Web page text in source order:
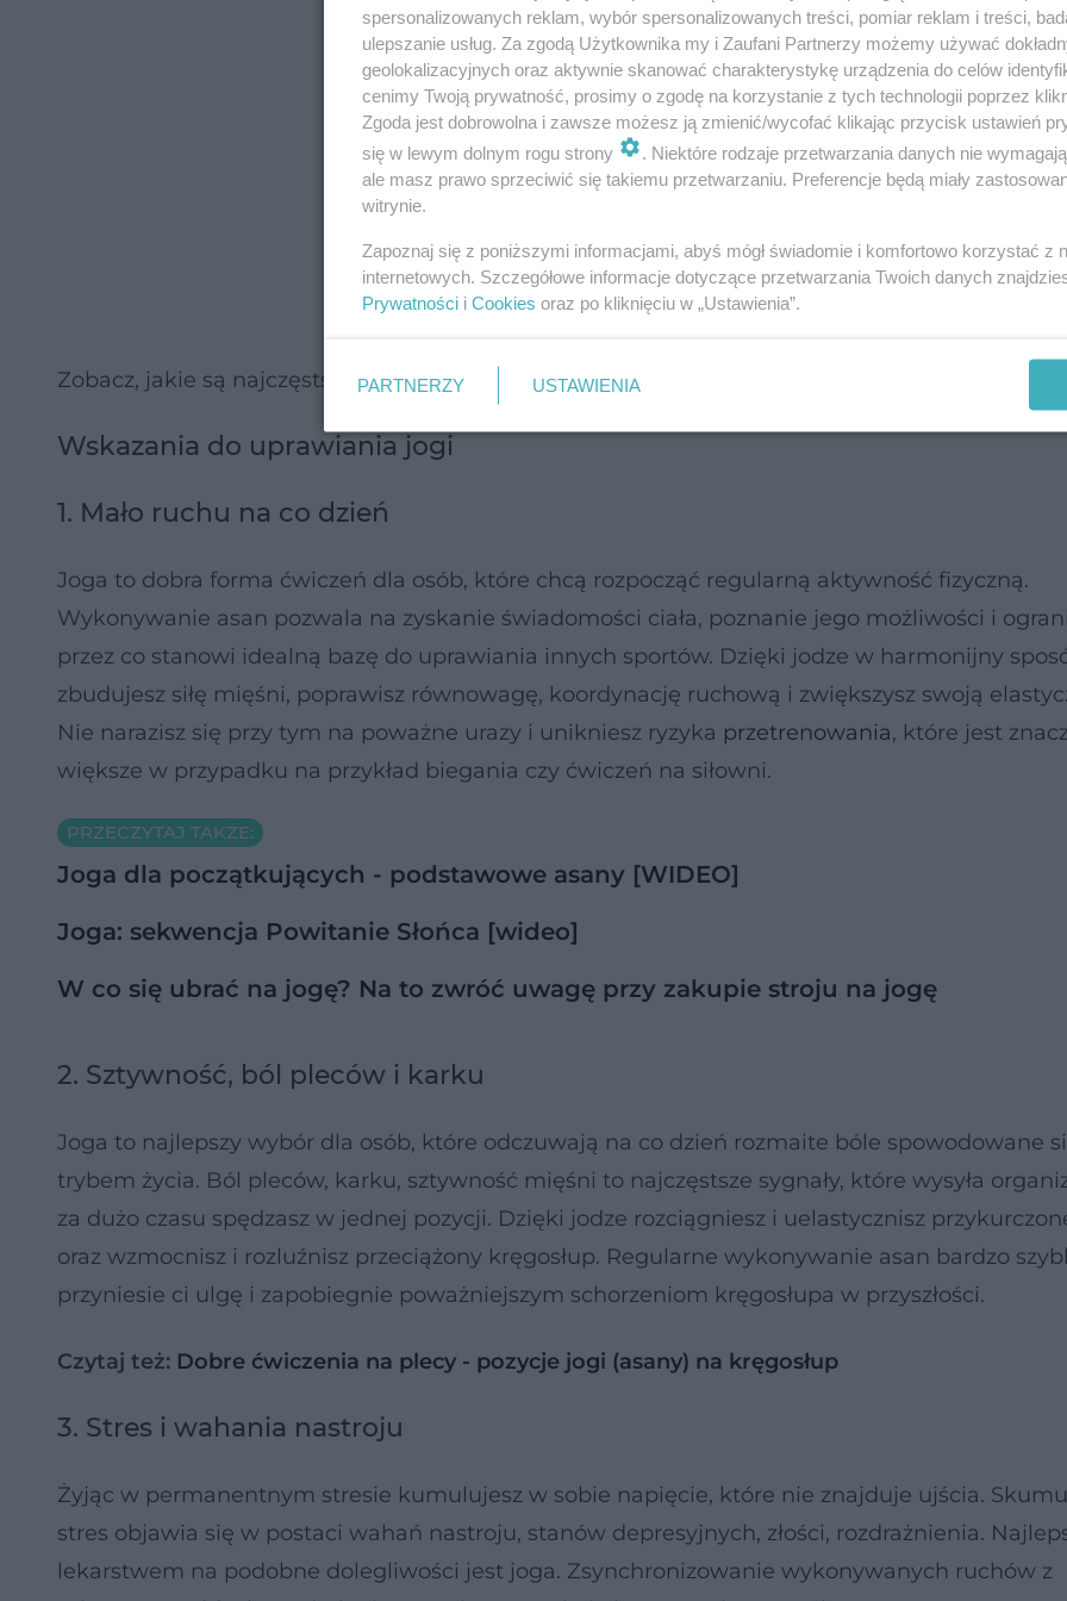
Zobacz, jakie są najczęstsze wskazania i przeciwwskazania do uprawiania jogi.
Wskazania do uprawiania jogi
1. Mało ruchu na co dzień
Joga to dobra forma ćwiczeń dla osób, które chcą rozpocząć regularną aktywność fizyczną.
Wykonywanie asan pozwala na zyskanie świadomości ciała, poznanie jego możliwości i
przez co stanowi idealną bazę do uprawiania innych sportów. Dzięki jodze w harmonijny
zbudujesz siłę mięśni, poprawisz równowagę, koordynację ruchową i zwiększysz swoją
Nie narazisz się przy tym na poważne urazy i unikniesz ryzyka przetrenowania, które jest
większe w przypadku na przykład biegania czy ćwiczeń na siłowni.
PRZECZYTAJ TAKŻE:
Joga dla początkujących - podstawowe asany [WIDEO]
Joga: sekwencja Powitanie Słońca [wideo]
W co się ubrać na jogę? Na to zwróć uwagę przy zakupie stroju na jogę
2. Sztywność, ból pleców i karku
Joga to najlepszy wybór dla osób, które odczuwają na co dzień rozmaite bóle spowodowane
trybem życia. Ból pleców, karku, sztywność mięśni to najczęstsze sygnały, które wysyła
za dużo czasu spędzasz w jednej pozycji. Dzięki jodze rozciągniesz i uelastycznisz
oraz wzmocnisz i rozluźnisz przeciążony kręgosłup. Regularne wykonywanie asan bardzo
przyniesie ci ulgę i zapobiegnie poważniejszym schorzeniom kręgosłupa w przyszłości.
Czytaj też: Dobre ćwiczenia na plecy - pozycje jogi (asany) na kręgosłup
3. Stres i wahania nastroju
Żyjąc w permanentnym stresie kumulujesz w sobie napięcie, które nie znajduje ujścia.
stres objawia się w postaci wahań nastroju, stanów depresyjnych, złości, rozdrażnienia.
lekarstwem na podobne dolegliwości jest joga. Zsynchronizowanie wykonywanych ruchów z
spersonalizowanych reklam, wybór spersonalizowanych treści, pomiar reklam i treści,
ulepszanie usług. Za zgodą Użytkownika my i Zaufani Partnerzy możemy używać
geolokalizacyjnych oraz aktywnie skanować charakterystykę urządzenia do celów
cenimy Twoją prywatność, prosimy o zgodę na korzystanie z tych technologii poprzez
Zgoda jest dobrowolna i zawsze możesz ją zmienić/wycofać klikając przycisk ustawień
się w lewym dolnym rogu strony
. Niektóre rodzaje przetwarzania danych nie
ale masz prawo sprzeciwić się takiemu przetwarzaniu. Preferencje będą miały
witrynie.
Zapoznaj się z poniższymi informacjami, abyś mógł świadomie i komfortowo korzystać z
internetowych. Szczegółowe informacje dotyczące przetwarzania Twoich danych
Prywatności i Cookies oraz po kliknięciu w „Ustawienia”.
PARTNERZY USTAWIENIA